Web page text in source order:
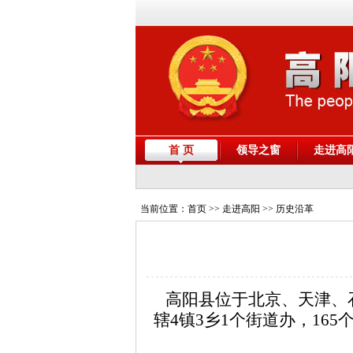
首 页 领导之窗 走进高
当前位置： 首页 >> 走进高阳 >> 历史沿革
高阳县位于北京、天津、
辖4镇3乡1个街道办，165